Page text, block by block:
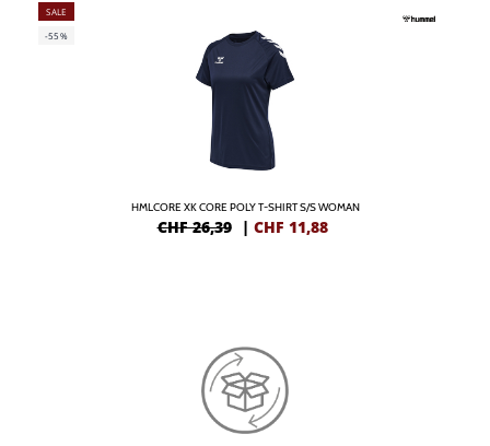
SALE
-55%
HMLCORE XK CORE POLY T-SHIRT S/S WOMAN
CHF 26,39 | CHF 11,88